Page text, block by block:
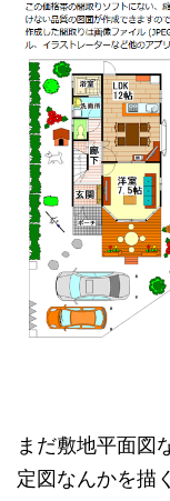
まだ敷地平面図
定図なんかを描